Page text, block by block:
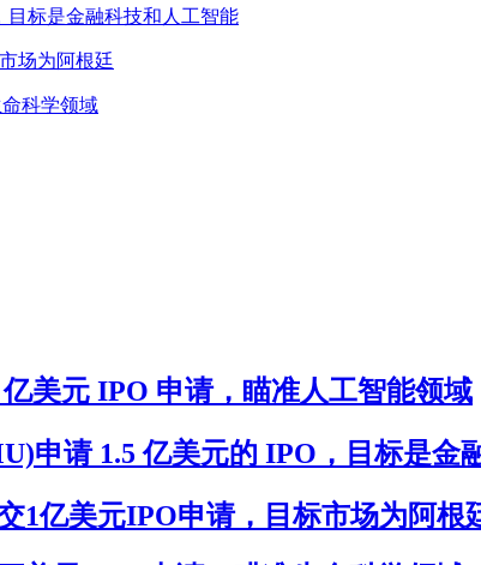
目标是金融科技和人工智能
场为阿根廷
命科学领域
美元 IPO 申请，瞄准人工智能领域
申请 1.5 亿美元的 IPO，目标是金
1亿美元IPO申请，目标市场为阿根